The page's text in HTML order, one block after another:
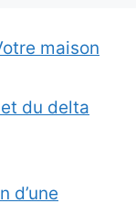
maison
du delta
d’une